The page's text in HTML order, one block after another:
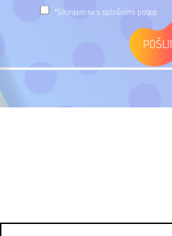
*Strinjam se s splošnimi pogoji
POŠLJI